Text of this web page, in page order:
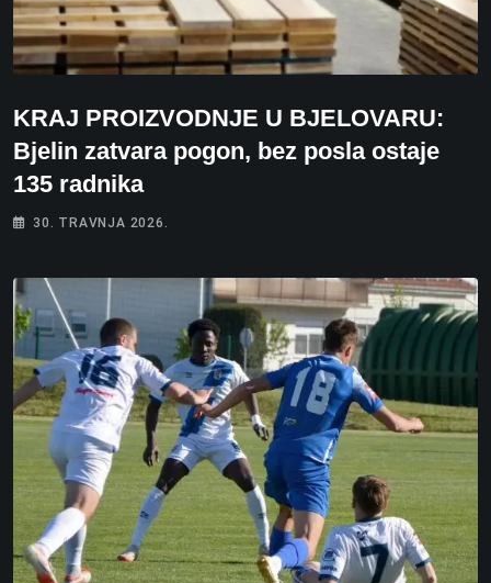
KRAJ PROIZVODNJE U BJELOVARU:
Bjelin zatvara pogon, bez posla ostaje
135 radnika
30. TRAVNJA 2026.